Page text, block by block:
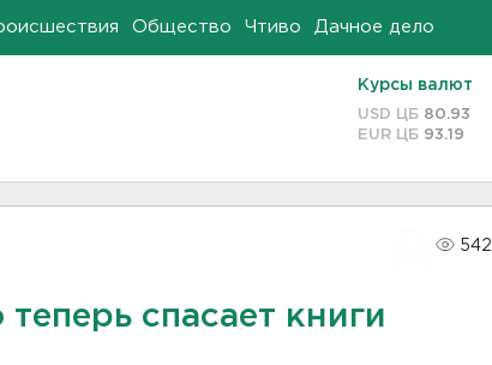
Общество Чтиво Дачное дело
Курсы валют
USD ЦБ 80.93
EUR ЦБ 93.19
542
спасает книги